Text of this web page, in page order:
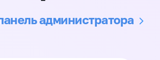
администратора